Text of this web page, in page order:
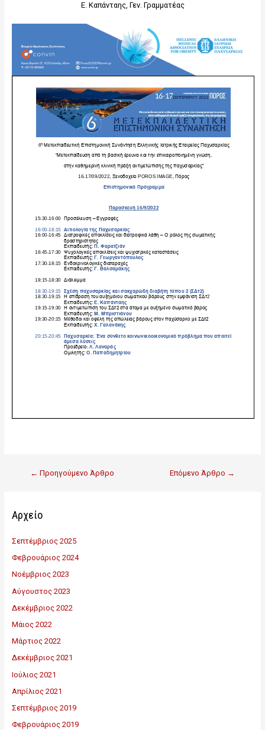
Ε. Καπάνταης, Γεν. Γραμματέας
← Προηγούμενο Άρθρο Επόμενο Άρθρο →
Αρχείο
Σεπτέμβριος 2025
Φεβρουάριος 2024
Νοέμβριος 2023
Αύγουστος 2023
Δεκέμβριος 2022
Μάιος 2022
Μάρτιος 2022
Δεκέμβριος 2021
Ιούλιος 2021
Απρίλιος 2021
Σεπτέμβριος 2019
Φεβρουάριος 2019